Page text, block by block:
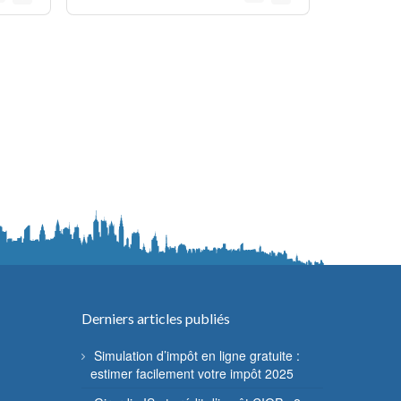
Derniers articles publiés
Simulation d’impôt en ligne gratuite :
estimer facilement votre impôt 2025